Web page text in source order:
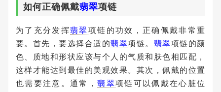
如何正确佩戴翡翠项链
为了充分发挥翡翠项链的功效，正确佩戴非常重
要。首先，要选择合适的翡翠项链。 翡翠项链的颜
色、质地和形状应该与个人的气质和肤色相匹配，
这样才能达到最佳的美观效果。其次，佩戴的位置
也需要注意。通常，翡翠项链可以佩戴在心脏位